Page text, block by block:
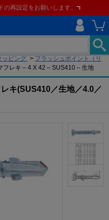
再設定をお願いします。
ッピング > フラッシュポイント（リ
フレキ – 4 X 42 – SUS410 – 生地
キ(SUS410／生地／4.0／